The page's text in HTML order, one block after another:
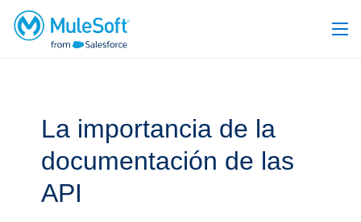
La importancia de la
documentación de las
API